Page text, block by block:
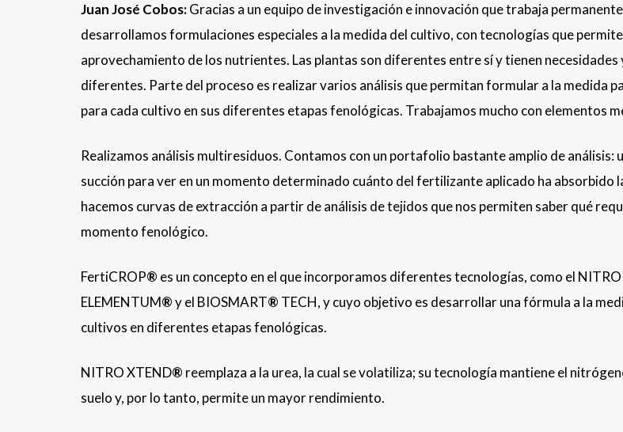
Juan José Cobos:Gracias a un equipo de investigación e innovación que trabaja
desarrollamos formulaciones especiales a la medida del cultivo, con tecnologías que
aprovechamiento de los nutrientes. Las plantas son diferentes entre sí y tienen
diferentes. Parte del proceso es realizar varios análisis que permitan formular a la medida
para cada cultivo en sus diferentes etapas fenológicas. Trabajamos mucho con elementos
Realizamos análisis multiresiduos. Contamos con un portafolio bastante amplio de análisis:
succión para ver en un momento determinado cuánto del fertilizante aplicado ha absorbido
hacemos curvas de extracción a partir de análisis de tejidos que nos permiten saber qué
momento fenológico.
FertiCROP® es un concepto en el que incorporamos diferentes tecnologías, como el
ELEMENTUM®y el BIOSMART® TECH, y cuyo objetivo es desarrollar una fórmula a la
cultivos en diferentes etapas fenológicas.
NITRO XTEND® reemplaza a la urea, la cual se volatiliza; su tecnología mantiene el
suelo y, por lo tanto, permite un mayor rendimiento.